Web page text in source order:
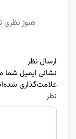
هنوز نظری
ارسال نظر
نشانی ایمیل
علامت‌گذاری
نظر